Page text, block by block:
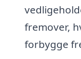
fremover,
forbygge